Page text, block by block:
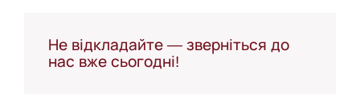
Не відкладайте — зверніться до
нас вже сьогодні!